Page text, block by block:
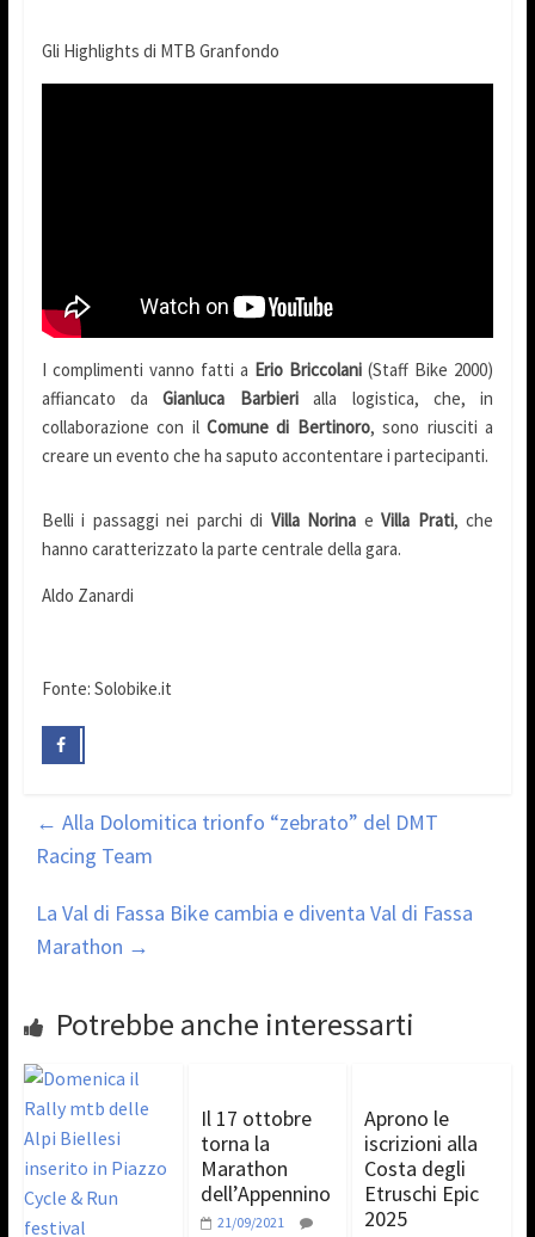
Gli Highlights di MTB Granfondo
I complimenti vanno fatti a Erio Briccolani (Staff Bike 2000)
affiancato daGianluca Barbierialla logistica, che, in
collaborazione con ilComune di Bertinoro, sono riusciti a
creare un evento che ha saputo accontentare i partecipanti.
Belli i passaggi nei parchi di Villa Norina eVilla Prati, che
hanno caratterizzato la parte centrale della gara.
Aldo Zanardi
Fonte: Solobike.it
← Alla Dolomitica trionfo “zebrato” del DMT
Racing Team
La Val di Fassa Bike cambia e diventa Val di Fassa
Marathon →
Potrebbe anche interessarti
Il 17 ottobre
torna la
Marathon
dell’Appennino
21/09/2021
Aprono le
iscrizioni alla
Costa degli
Etruschi Epic
2025